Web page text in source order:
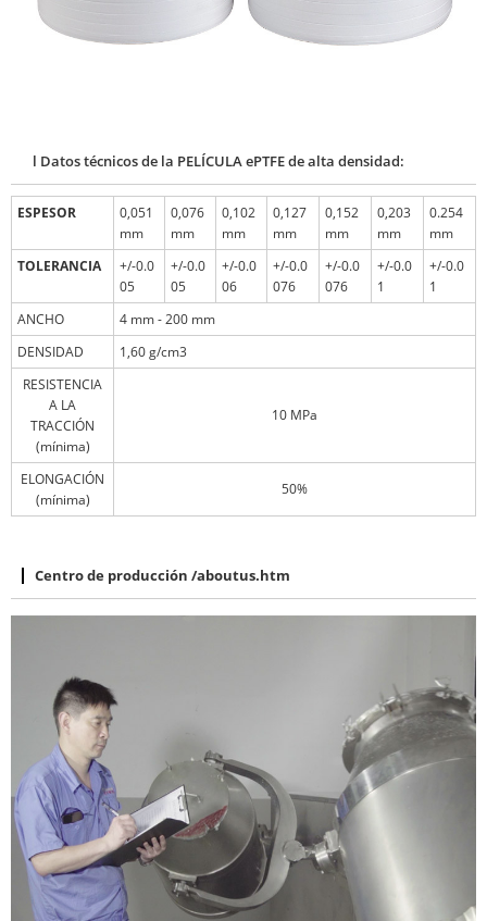
l Datos técnicos de la PELÍCULA ePTFE de alta densidad:
ESPESOR
0,051
mm
0,076
mm
0,102
mm
0,127
mm
0,152
mm
0,203
mm
0.254
mm
TOLERANCIA
+/-0.0
05
+/-0.0
05
+/-0.0
06
+/-0.0
076
+/-0.0
076
+/-0.0
1
+/-0.0
1
ANCHO
4 mm - 200 mm
DENSIDAD
1,60 g/cm3
RESISTENCIA
A LA
TRACCIÓN
(mínima)
10 MPa
ELONGACIÓN
(mínima)
50%
Centro de producción /aboutus.htm